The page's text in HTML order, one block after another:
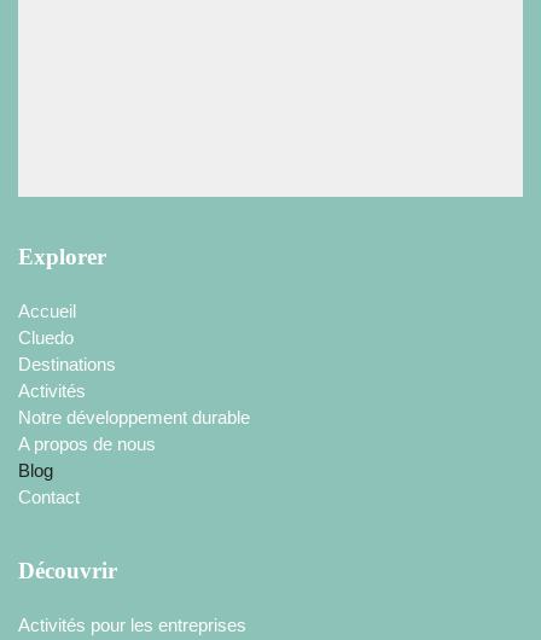
Explorer
Accueil
Cluedo
Destinations
Activités
Notre développement durable
A propos de nous
Blog
Contact
Découvrir
Activités pour les entreprises